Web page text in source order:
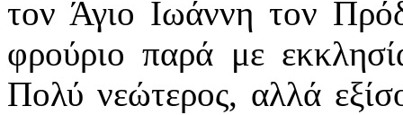
τον Άγιο Ιωάννη τον
φρούριο παρά με
Πολύ νεώτερος, αλλά